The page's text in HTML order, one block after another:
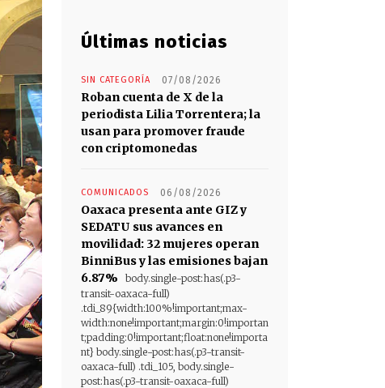
Últimas noticias
SIN CATEGORÍA 07/08/2026
Roban cuenta de X de la
periodista Lilia Torrentera; la
usan para promover fraude
con criptomonedas
COMUNICADOS 06/08/2026
Oaxaca presenta ante GIZ y
SEDATU sus avances en
movilidad: 32 mujeres operan
BinniBus y las emisiones bajan
6.87%
body.single-post:has(.p3-
transit-oaxaca-full)
.tdi_89{width:100%!important;max-
width:none!important;margin:0!importan
t;padding:0!important;float:none!importa
nt} body.single-post:has(.p3-transit-
oaxaca-full) .tdi_105, body.single-
post:has(.p3-transit-oaxaca-full)